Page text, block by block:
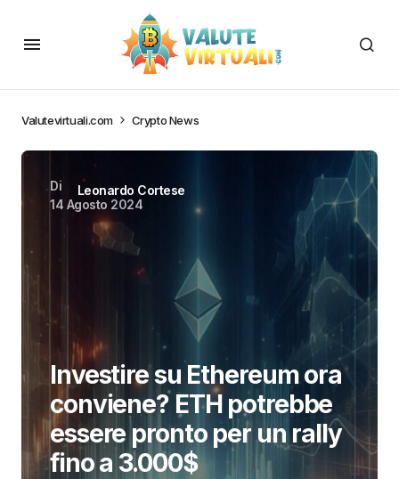
Valutevirtuali.com Crypto News
Di
Leonardo Cortese
14 Agosto 2024
Investire su Ethereum ora
conviene? ETH potrebbe
essere pronto per un rally
fino a 3.000$